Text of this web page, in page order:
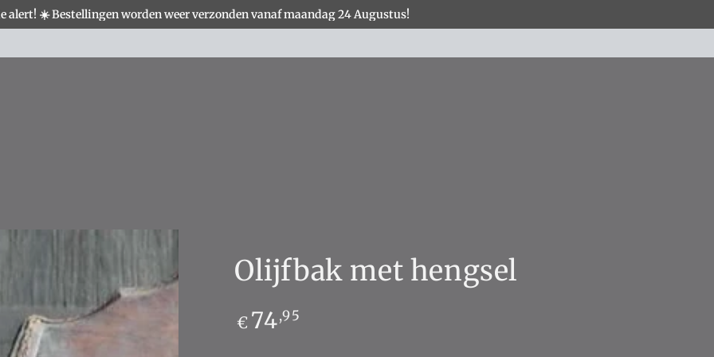
alert! ☀️ Bestellingen worden weer verzonden vanaf maandag 24 Augustus!
WOONACCESSOIRES VERLICHTING MEUBELS COLLECTIES
Olijfbak met hengsel
Normale
prijs
€ 74,95